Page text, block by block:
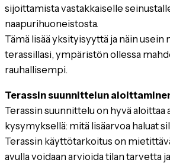
sijoittamista vastakkaiselle
naapurihuoneistosta.
Tämä lisää yksityisyyttä ja näin
terassillasi, ympäristön ollessa
rauhallisempi.
Terassin suunnittelun
Terassin suunnittelu on hyvä aloittaa
kysymyksellä: mitä lisäarvoa haluat
Terassin käyttötarkoitus on
avulla voidaan arvioida tilan tarvetta